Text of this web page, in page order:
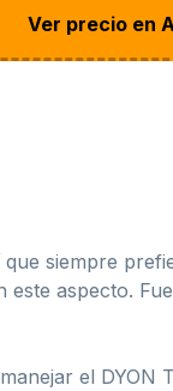
Ver precio en
siempre
aspecto.
el